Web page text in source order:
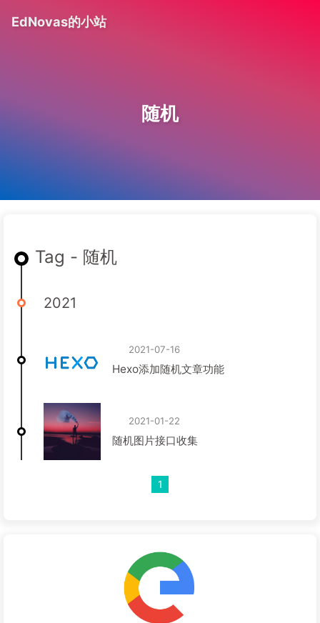
EdNovas的小站
随机
Tag - 随机
2021
2021-07-16
Hexo添加随机文章功能
2021-01-22
随机图片接口收集
1